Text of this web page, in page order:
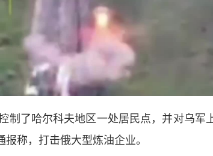
了哈尔科夫地区一处居民点，并对乌军
称，打击俄大型炼油企业。